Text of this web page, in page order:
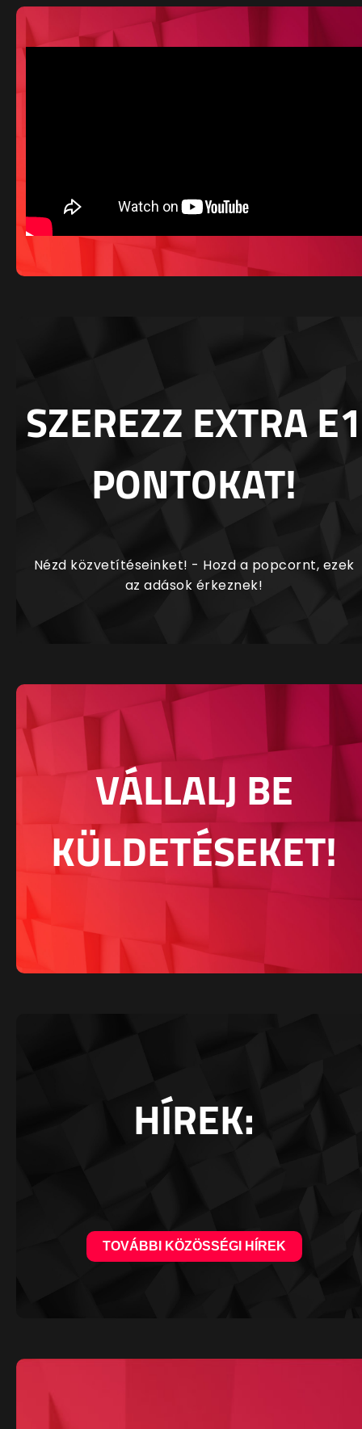
SZEREZZ EXTRA E1
PONTOKAT!
Nézd közvetítéseinket! - Hozd a popcornt, ezek
az adások érkeznek!
VÁLLALJ BE
KÜLDETÉSEKET!
HÍREK:
TOVÁBBI KÖZÖSSÉGI HÍREK